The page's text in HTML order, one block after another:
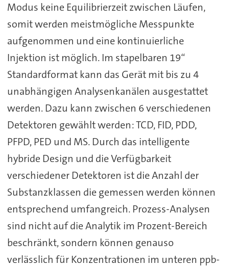
Modus keine Equilibrierzeit zwischen Läufen,
somit werden meistmögliche Messpunkte
aufgenommen und eine kontinuierliche
Injektion ist möglich. Im stapelbaren 19“
Standardformat kann das Gerät mit bis zu 4
unabhängigen Analysenkanälen ausgestattet
werden. Dazu kann zwischen 6 verschiedenen
Detektoren gewählt werden: TCD, FID, PDD,
PFPD, PED und MS. Durch das intelligente
hybride Design und die Verfügbarkeit
verschiedener Detektoren ist die Anzahl der
Substanzklassen die gemessen werden können
entsprechend umfangreich. Prozess-Analysen
sind nicht auf die Analytik im Prozent-Bereich
beschränkt, sondern können genauso
verlässlich für Konzentrationen im unteren ppb-